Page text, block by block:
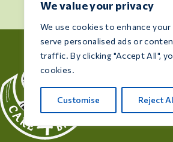
We value your privacy
We use cookies to enhance
serve personalised ads or
traffic. By clicking "Accept All",
cookies.
Customise Reject